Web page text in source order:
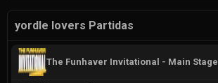
yordle lovers Partidas
The Funhaver Invitational - Main Stage